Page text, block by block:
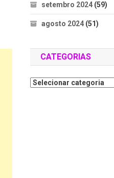
setembro 2024 (59)
agosto 2024 (51)
CATEGORIAS